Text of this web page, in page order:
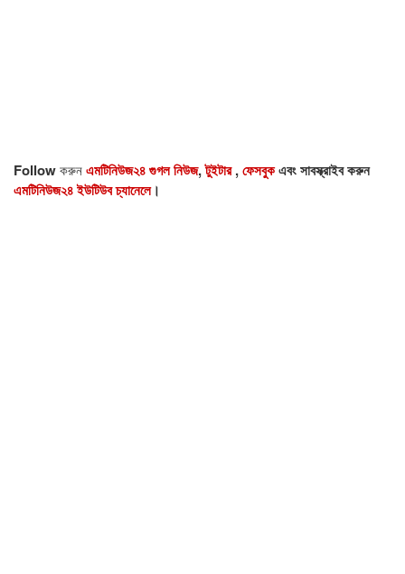
Followকরুনএমটিনিউজ২৪ গুগল নিউজ,টুইটার,ফেসবুকএবং সাবস্ক্রাইব করুন
এমটিনিউজ২৪ ইউটিউব চ্যানেলে।